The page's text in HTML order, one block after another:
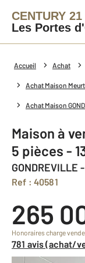
CENTURY 21
Les Portes
Accueil Achat
Achat Maison
Achat Maison
Maison à
5 pièces -
GONDREVILLE
Ref : 40581
265
Honoraires charge
781 avis (achat/